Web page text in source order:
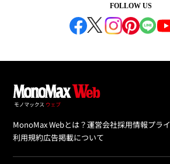
FOLLOW US
MonoMax Webとは？運営会社採用情報プラ
利用規約広告掲載について